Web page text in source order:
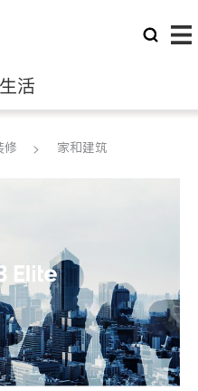
生活
律师
利组织
修 家和建筑